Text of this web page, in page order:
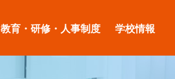
教育・研修・人事制度 学校情報